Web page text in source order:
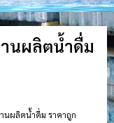
นผลิตน้ำดื่ม
นผลิตน้ำดื่ม ราคาถูก